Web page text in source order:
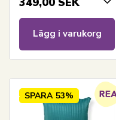
Lägg i varukorg
SPARA 53%